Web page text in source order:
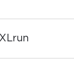
XLrun